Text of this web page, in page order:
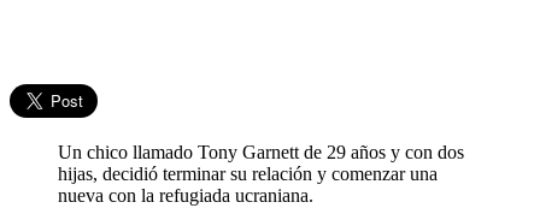
Un chico llamado Tony Garnett de 29 años y con dos
hijas, decidió terminar su relación y comenzar una
nueva con la refugiada ucraniana.